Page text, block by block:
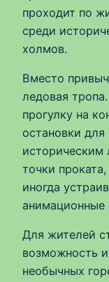
проходит по
среди
холмов.
Вместо
ледовая
прогулку на
остановки
историческим
точки
иногда
Для жителей
возможность
необычных